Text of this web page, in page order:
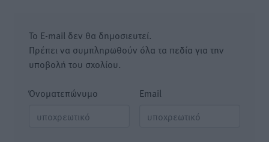
Το E-mail δεν θα δημοσιευτεί.
Πρέπει να συμπληρωθούν όλα τα πεδία για την
υποβολή του σχολίου.
Όνοματεπώνυμο Email